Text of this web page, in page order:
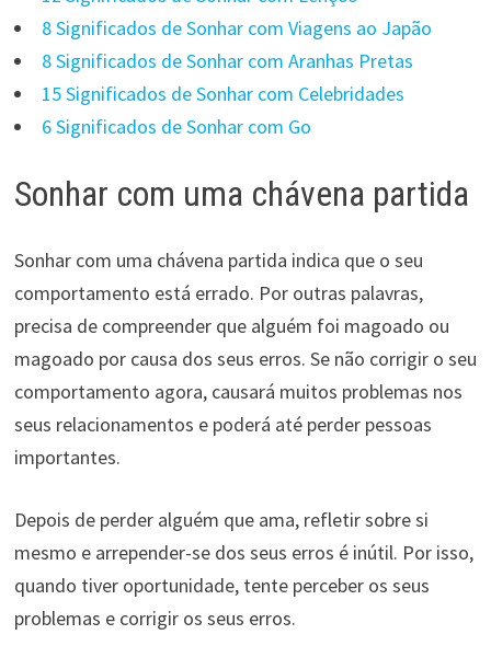
8 Significados de Sonhar com Viagens ao Japão
8 Significados de Sonhar com Aranhas Pretas
15 Significados de Sonhar com Celebridades
6 Significados de Sonhar com Go
Sonhar com uma chávena partida
Sonhar com uma chávena partida indica que o seu
comportamento está errado. Por outras palavras,
precisa de compreender que alguém foi magoado ou
magoado por causa dos seus erros. Se não corrigir o seu
comportamento agora, causará muitos problemas nos
seus relacionamentos e poderá até perder pessoas
importantes.
Depois de perder alguém que ama, refletir sobre si
mesmo e arrepender-se dos seus erros é inútil. Por isso,
quando tiver oportunidade, tente perceber os seus
problemas e corrigir os seus erros.